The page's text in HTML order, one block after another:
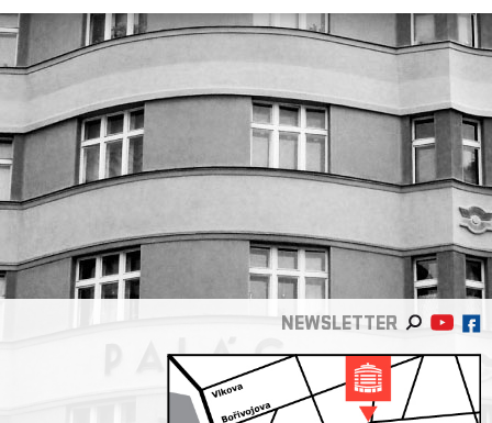
NEWSLETTER